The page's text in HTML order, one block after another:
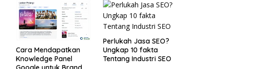
Reputasi Brand
Cara Mendapatkan
Knowledge Panel
Perlukah Jasa SEO?
Ungkap 10 fakta
Tentang Industri SEO